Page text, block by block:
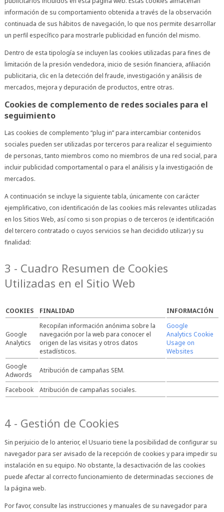
información de su comportamiento obtenida a través de la observación
continuada de sus hábitos de navegación, lo que nos permite desarrollar
un perfil específico para mostrarle publicidad en función del mismo.
Dentro de esta tipología se incluyen las cookies utilizadas para fines de
limitación de la presión vendedora, inicio de sesión financiera, afiliación
publicitaria, clic en la detección del fraude, investigación y análisis de
mercados, mejora y depuración de productos, entre otras.
Cookies de complemento de redes sociales para el
seguimiento
Las cookies de complemento “plug in” para intercambiar contenidos
sociales pueden ser utilizadas por terceros para realizar el seguimiento
de personas, tanto miembros como no miembros de una red social, para
incluir publicidad comportamental o para el análisis y la investigación de
mercados.
A continuación se incluye la siguiente tabla, únicamente con carácter
ejemplificativo, con identificación de las cookies más relevantes utilizadas
en los Sitios Web, así como si son propias o de terceros (e identificación
del tercero contratado o cuyos servicios se han decidido utilizar) y su
finalidad:
3 - Cuadro Resumen de Cookies
Utilizadas en el Sitio Web
COOKIES FINALIDAD INFORMACIÓN
Google
Analytics
Recopilan información anónima sobre la
navegación por la web para conocer el
origen de las visitas y otros datos
estadísticos.
Google
Analytics Cookie
Usage on
Websites
Google
Adwords
Atribución de campañas SEM.
Facebook Atribución de campañas sociales.
4 - Gestión de Cookies
Sin perjuicio de lo anterior, el Usuario tiene la posibilidad de configurar su
navegador para ser avisado de la recepción de cookies y para impedir su
instalación en su equipo. No obstante, la desactivación de las cookies
puede afectar al correcto funcionamiento de determinadas secciones de
la página web.
Por favor, consulte las instrucciones y manuales de su navegador para